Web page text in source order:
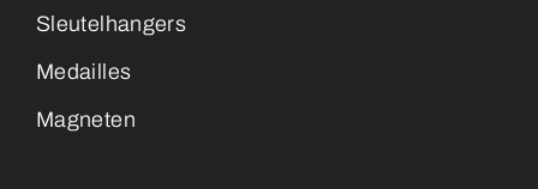
Sleutelhangers
Medailles
Magneten